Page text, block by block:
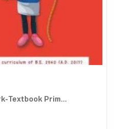
Textbook Prim...